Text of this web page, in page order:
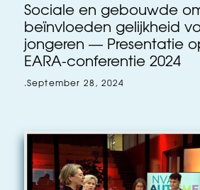
Sociale en gebouwde
beïnvloeden gelijkheid
jongeren — Presentatie
EARA-conferentie 2024
.September 28, 2024